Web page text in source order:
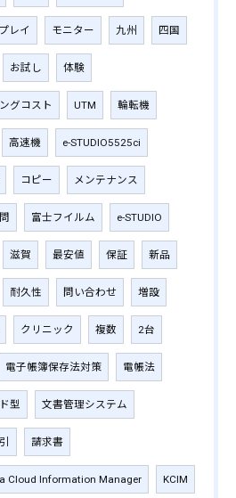
レイ モニター 九州 四国
お試し 体験
グコスト UTM 輪転機
高速機 e-STUDIO5525ci
コピー メンテナンス
富士フイルム e-STUDIO
滋賀 最安値 保証 新品
耐久性 問い合わせ 増設
クリニック 複数 2台
電子帳簿保存法対策 電帳法
型 文書管理システム
請求書
Cloud Information Manager KCIM